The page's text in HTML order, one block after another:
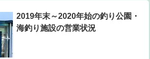
2019年末～2020年始の釣り公園・
海釣り施設の営業状況